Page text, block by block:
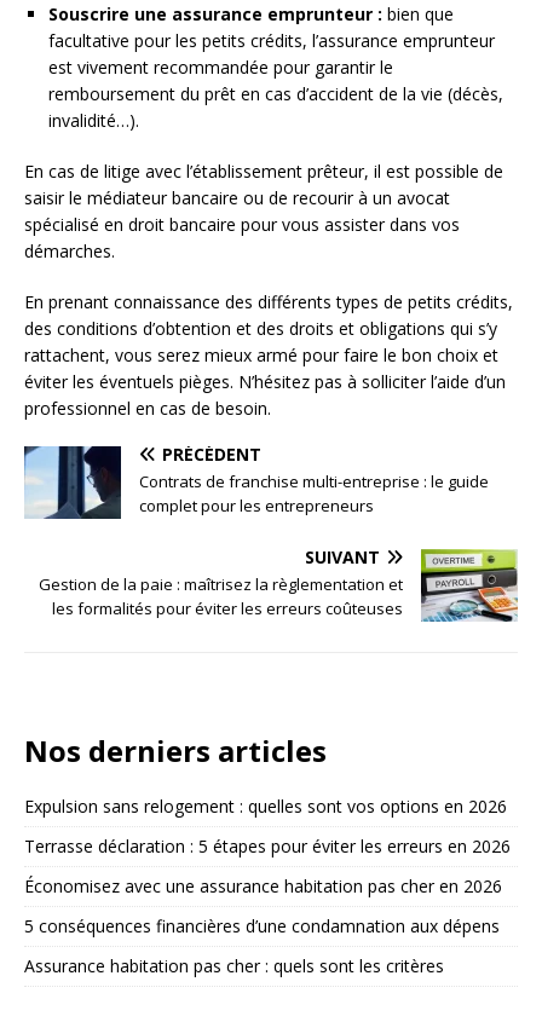
Souscrire une assurance emprunteur : bien que
facultative pour les petits crédits, l’assurance emprunteur
est vivement recommandée pour garantir le
remboursement du prêt en cas d’accident de la vie (décès,
invalidité…).
En cas de litige avec l’établissement prêteur, il est possible de
saisir le médiateur bancaire ou de recourir à un avocat
spécialisé en droit bancaire pour vous assister dans vos
démarches.
En prenant connaissance des différents types de petits crédits,
des conditions d’obtention et des droits et obligations qui s’y
rattachent, vous serez mieux armé pour faire le bon choix et
éviter les éventuels pièges. N’hésitez pas à solliciter l’aide d’un
professionnel en cas de besoin.
PRÉCÉDENT
Contrats de franchise multi-entreprise : le guide
complet pour les entrepreneurs
SUIVANT
Gestion de la paie : maîtrisez la règlementation et
les formalités pour éviter les erreurs coûteuses
Nos derniers articles
Expulsion sans relogement : quelles sont vos options en 2026
Terrasse déclaration : 5 étapes pour éviter les erreurs en 2026
Économisez avec une assurance habitation pas cher en 2026
5 conséquences financières d’une condamnation aux dépens
Assurance habitation pas cher : quels sont les critères